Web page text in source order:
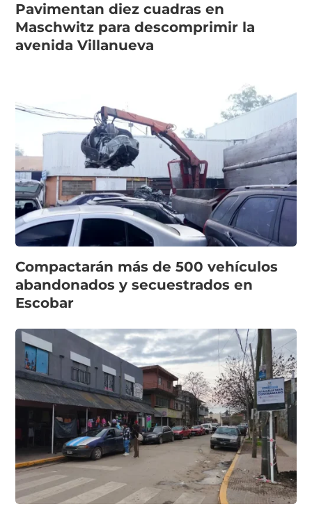
Pavimentan diez cuadras en
Maschwitz para descomprimir la
avenida Villanueva
Compactarán más de 500 vehículos
abandonados y secuestrados en
Escobar